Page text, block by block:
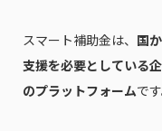
スマート補助金は、 国
支援を必要としている
のプラットフォームです